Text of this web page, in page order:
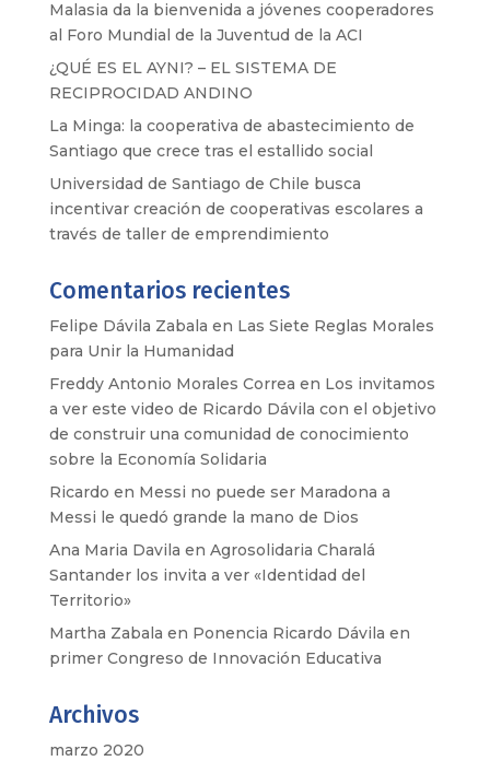
Malasia da la bienvenida a jóvenes cooperadores
al Foro Mundial de la Juventud de la ACI
¿QUÉ ES EL AYNI? – EL SISTEMA DE
RECIPROCIDAD ANDINO
La Minga: la cooperativa de abastecimiento de
Santiago que crece tras el estallido social
Universidad de Santiago de Chile busca
incentivar creación de cooperativas escolares a
través de taller de emprendimiento
Comentarios recientes
Felipe Dávila Zabala en Las Siete Reglas Morales
para Unir la Humanidad
Freddy Antonio Morales Correa en Los invitamos
a ver este video de Ricardo Dávila con el objetivo
de construir una comunidad de conocimiento
sobre la Economía Solidaria
Ricardo en Messi no puede ser Maradona a
Messi le quedó grande la mano de Dios
Ana Maria Davila en Agrosolidaria Charalá
Santander los invita a ver «Identidad del
Territorio»
Martha Zabala en Ponencia Ricardo Dávila en
primer Congreso de Innovación Educativa
Archivos
marzo 2020